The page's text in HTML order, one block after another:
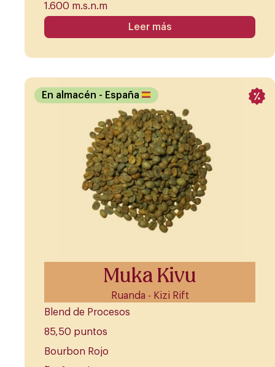
1.600 m.s.n.m
Leer más
Muka Kivu
Ruanda - Kizi Rift
En almacén - España
Blend de Procesos
85,50 puntos
Bourbon Rojo